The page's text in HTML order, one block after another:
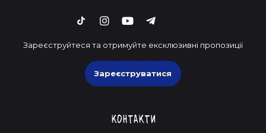
Зареєструйтеся та отримуйте ексклюзивні пропозиції
Зареєструватися
Контакти